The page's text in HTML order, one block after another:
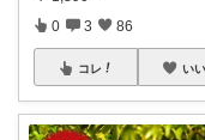
0 3 86
コレ い